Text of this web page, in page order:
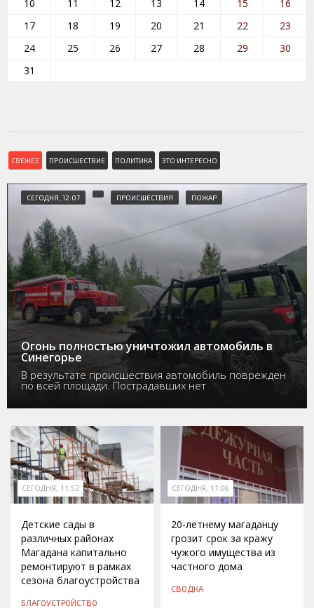
10 11 12 13 14 15
16
17
18 19 20 21 22
23
24
25 26 27 28 29
30
31
СВЕЖЕЕ ПРОИСШЕСТВИЕ ПОЛИТИКА ЭТО ИНТЕРЕСНО
СЕГОДНЯ, 12:07 ПРОИСШЕСТВИЯ ПОЖАР
Огонь полностью уничтожил автомобиль в
Синегорье
В результате происшествия автомобиль поврежден
по всей площади. Пострадавших нет
СЕГОДНЯ, 11:52
Детские сады в
различных районах
Магадана капитально
ремонтируют в рамках
сезона благоустройства
БЛАГОУСТРОЙСТВО
СЕГОДНЯ, 11:06
20-летнему магаданцу
грозит срок за кражу
чужого имущества из
частного дома
СВОДКА